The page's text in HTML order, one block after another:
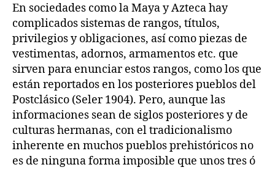
En sociedades como la Maya y Azteca hay
complicados sistemas de rangos, títulos,
privilegios y obligaciones, así como piezas de
vestimentas, adornos, armamentos etc. que
sirven para enunciar estos rangos, como los que
están reportados en los posteriores pueblos del
Postclásico (Seler 1904). Pero, aunque las
informaciones sean de siglos posteriores y de
culturas hermanas, con el tradicionalismo
inherente en muchos pueblos prehistóricos no
es de ninguna forma imposible que unos tres ó